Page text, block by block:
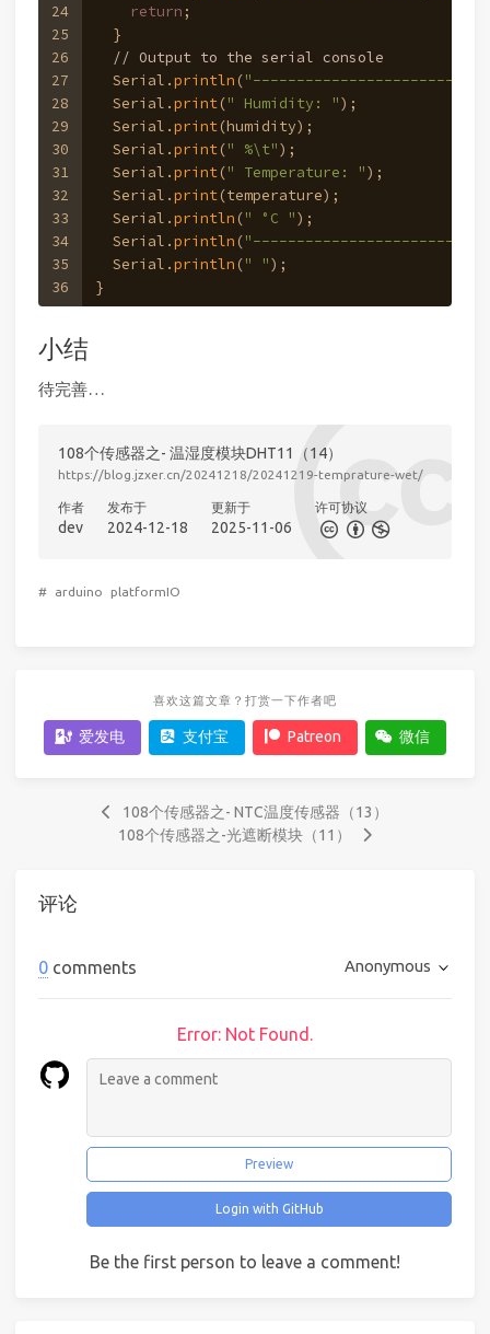
24
25
26
27
28
29
30
31
32
33
34
35
36
return ;
  }
// Output to the serial console
  Serial.
println (
  Serial.
print(" Humidity: ");
  Serial.
print(humidity);
  Serial.
print(" %\t");
  Serial.
print(" Temperature: ");
  Serial.
print(temperature);
  Serial.
println (" °C ");
  Serial.
println (
  Serial.
println (" ");
}
小结
待完善…
108个传感器之- 温湿度模块DHT11（14）
https://blog.jzxer.cn/20241218/20241219-temprature-wet/
作者
dev
发布于
2024-12-18
更新于
2025-11-06
许可协议
# arduino platformIO
喜欢这篇文章？打赏一下作者吧
爱发电 支付宝 Patreon 微信
108个传感器之- NTC温度传感器（13）
108个传感器之-光遮断模块（11）
评论
0 comments Anonymous
Error: Not Found.
Preview
Login with GitHub
Be the first person to leave a comment!